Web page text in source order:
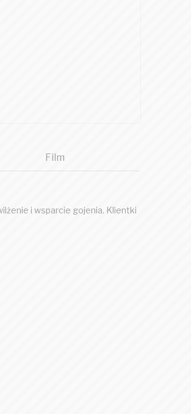
Film
i wsparcie gojenia. Klientki